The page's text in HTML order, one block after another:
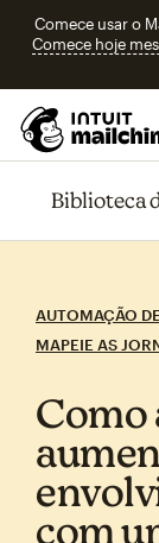
Comece usar o
Comece hoje
Biblioteca
AUTOMAÇÃO
MAPEIE AS
Como
com